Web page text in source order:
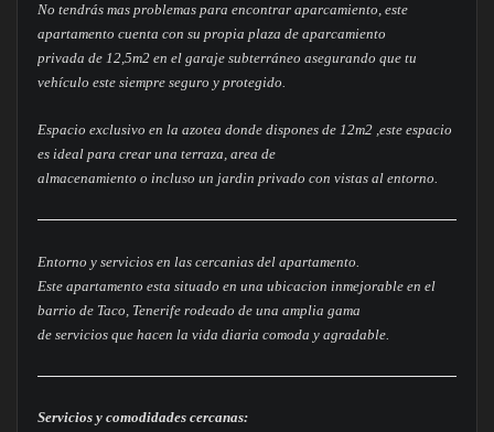
No tendrás mas problemas para encontrar aparcamiento, este
apartamento cuenta con su propia plaza de aparcamiento
privada de 12,5m2 en el garaje subterráneo asegurando que tu
vehículo este siempre seguro y protegido.
Espacio exclusivo en la azotea donde dispones de 12m2 ,este espacio
es ideal para crear una terraza, area de
almacenamiento o incluso un jardin privado con vistas al entorno.
Entorno y servicios en las cercanias del apartamento.
Este apartamento esta situado en una ubicacion inmejorable en el
barrio de Taco, Tenerife rodeado de una amplia gama
de servicios que hacen la vida diaria comoda y agradable.
Servicios y comodidades cercanas: